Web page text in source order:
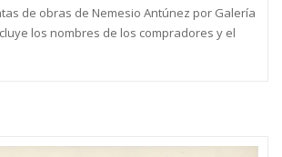
de obras de Nemesio Antúnez por Galería
los nombres de los compradores y el